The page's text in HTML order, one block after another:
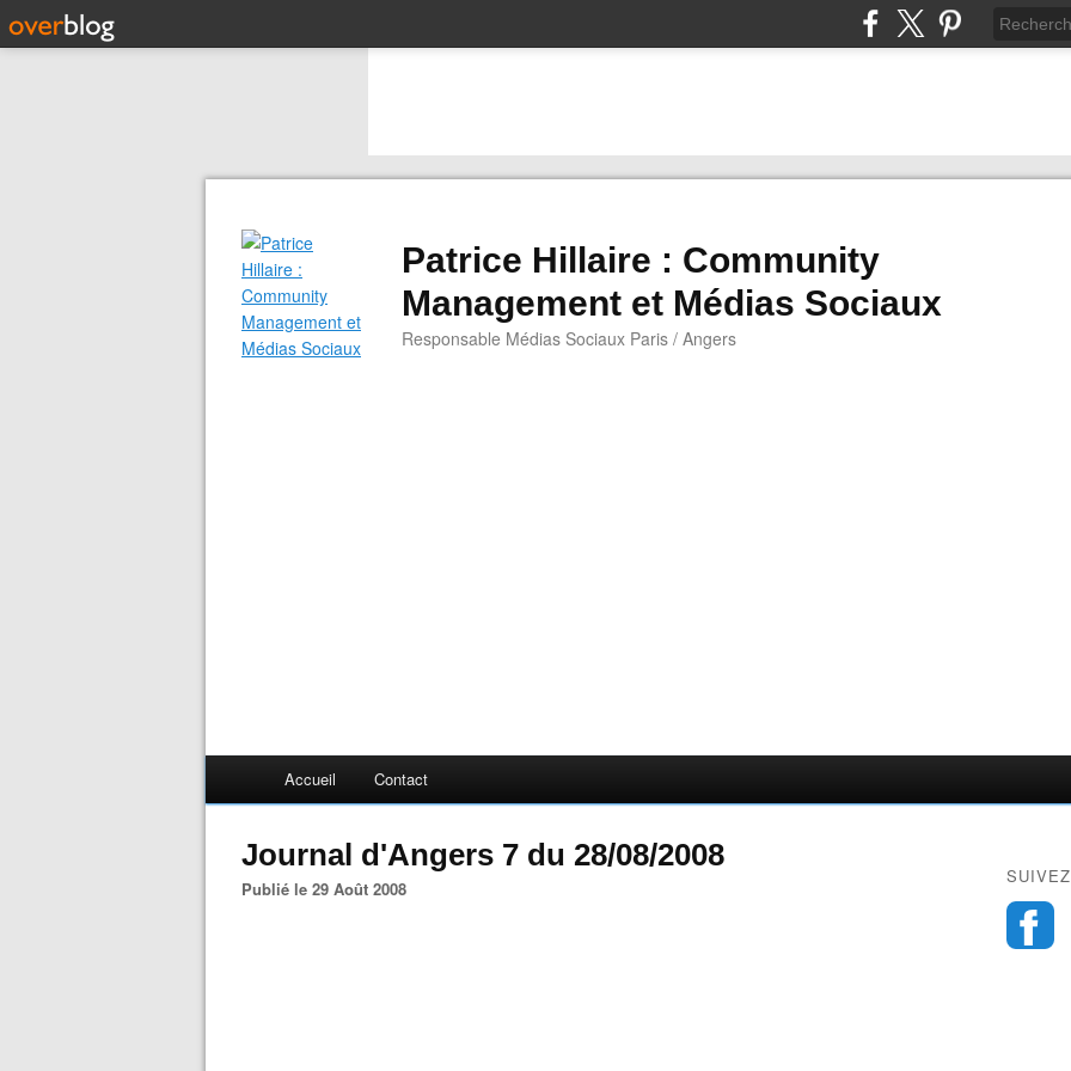
Patrice Hillaire : Community
Management et Médias Sociaux
Responsable Médias Sociaux Paris / Angers
Accueil Contact
Journal d'Angers 7 du 28/08/2008
Publié le 29 Août 2008